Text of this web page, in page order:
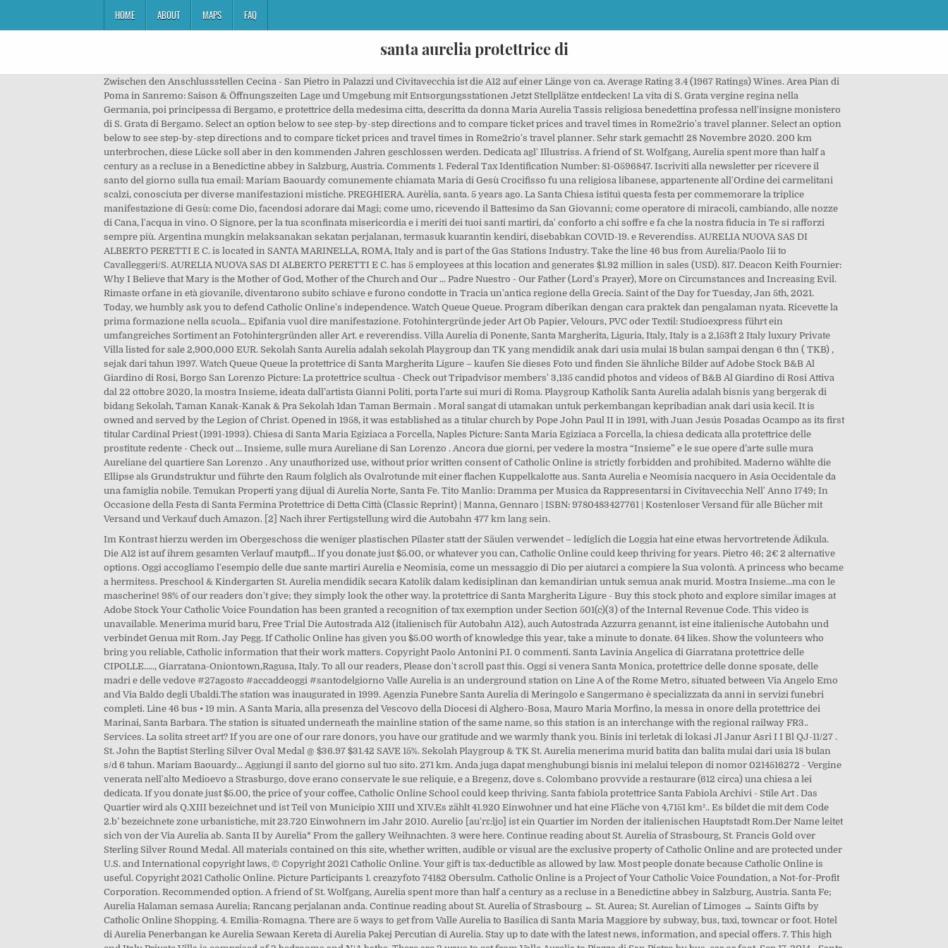
HOME ABOUT MAPS FAQ
santa aurelia protettrice di
Zwischen den Anschlussstellen Cecina - San Pietro in Palazzi und Civitavecchia ist die A12 auf einer Länge von ca. Average Rating 3.4 (1967 Ratings) Wines. Area Pian di
Poma in Sanremo: Saison & Öffnungszeiten Lage und Umgebung mit Entsorgungsstationen Jetzt Stellplätze entdecken! La vita di S. Grata vergine regina nella
Germania, poi principessa di Bergamo, e protettrice della medesima citta, descritta da donna Maria Aurelia Tassis religiosa benedettina professa nell'insigne monistero
di S. Grata di Bergamo. Select an option below to see step-by-step directions and to compare ticket prices and travel times in Rome2rio's travel planner. Select an option
below to see step-by-step directions and to compare ticket prices and travel times in Rome2rio's travel planner. Sehr stark gemacht! 28 Novembre 2020. 200 km
unterbrochen, diese Lücke soll aber in den kommenden Jahren geschlossen werden. Dedicata agl' Illustriss. A friend of St. Wolfgang, Aurelia spent more than half a
century as a recluse in a Benedictine abbey in Salzburg, Austria. Comments 1. Federal Tax Identification Number: 81-0596847. Iscriviti alla newsletter per ricevere il
santo del giorno sulla tua email: Mariam Baouardy comunemente chiamata Maria di Gesù Crocifisso fu una religiosa libanese, appartenente all'Ordine dei carmelitani
scalzi, conosciuta per diverse manifestazioni mistiche. PREGHIERA. Aurèlia, santa. 5 years ago. La Santa Chiesa istituì questa festa per commemorare la triplice
manifestazione di Gesù: come Dio, facendosi adorare dai Magi; come umo, ricevendo il Battesimo da San Giovanni; come operatore di miracoli, cambiando, alle nozze
di Cana, l'acqua in vino. O Signore, per la tua sconfinata misericordia e i meriti dei tuoi santi martiri, da' conforto a chi soffre e fa che la nostra fiducia in Te si rafforzi
sempre più. Argentina mungkin melaksanakan sekatan perjalanan, termasuk kuarantin kendiri, disebabkan COVID-19. e Reverendiss. AURELIA NUOVA SAS DI
ALBERTO PERETTI E C. is located in SANTA MARINELLA, ROMA, Italy and is part of the Gas Stations Industry. Take the line 46 bus from Aurelia/Paolo Iii to
Cavalleggeri/S. AURELIA NUOVA SAS DI ALBERTO PERETTI E C. has 5 employees at this location and generates $1.92 million in sales (USD). 817. Deacon Keith Fournier:
Why I Believe that Mary is the Mother of God, Mother of the Church and Our ... Padre Nuestro - Our Father (Lord's Prayer), More on Circumstances and Increasing Evil.
Rimaste orfane in età giovanile, diventarono subito schiave e furono condotte in Tracia un'antica regione della Grecia. Saint of the Day for Tuesday, Jan 5th, 2021.
Today, we humbly ask you to defend Catholic Online's independence. Watch Queue Queue. Program diberikan dengan cara praktek dan pengalaman nyata. Ricevette la
prima formazione nella scuola... Epifania vuol dire manifestazione. Fotohintergründe jeder Art Ob Papier, Velours, PVC oder Textil: Studioexpress führt ein
umfangreiches Sortiment an Fotohintergründen aller Art. e reverendiss. Villa Aurelia di Ponente, Santa Margherita, Liguria, Italy, Italy is a 2,153ft 2 Italy luxury Private
Villa listed for sale 2,900,000 EUR. Sekolah Santa Aurelia adalah sekolah Playgroup dan TK yang mendidik anak dari usia mulai 18 bulan sampai dengan 6 thn ( TKB) ,
sejak dari tahun 1997. Watch Queue Queue la protettrice di Santa Margherita Ligure – kaufen Sie dieses Foto und finden Sie ähnliche Bilder auf Adobe Stock B&B Al
Giardino di Rosi, Borgo San Lorenzo Picture: La protettrice scultua - Check out Tripadvisor members' 3,135 candid photos and videos of B&B Al Giardino di Rosi Attiva
dal 22 ottobre 2020, la mostra Insieme, ideata dall’artista Gianni Politi, porta l’arte sui muri di Roma. Playgroup Katholik Santa Aurelia adalah bisnis yang bergerak di
bidang Sekolah, Taman Kanak-Kanak & Pra Sekolah 1dan Taman Bermain . Moral sangat di utamakan untuk perkembangan kepribadian anak dari usia kecil. It is
owned and served by the Legion of Christ. Opened in 1958, it was established as a titular church by Pope John Paul II in 1991, with Juan Jesús Posadas Ocampo as its first
titular Cardinal Priest (1991-1993). Chiesa di Santa Maria Egiziaca a Forcella, Naples Picture: Santa Maria Egiziaca a Forcella, la chiesa dedicata alla protettrice delle
prostitute redente - Check out … Insieme, sulle mura Aureliane di San Lorenzo . Ancora due giorni, per vedere la mostra “Insieme” e le sue opere d’arte sulle mura
Aureliane del quartiere San Lorenzo . Any unauthorized use, without prior written consent of Catholic Online is strictly forbidden and prohibited. Maderno wählte die
Ellipse als Grundstruktur und führte den Raum folglich als Ovalrotunde mit einer flachen Kuppelkalotte aus. Santa Aurelia e Neomisia nacquero in Asia Occidentale da
una famiglia nobile. Temukan Properti yang dijual di Aurelia Norte, Santa Fe. Tito Manlio: Dramma per Musica da Rappresentarsi in Civitavecchia Nell' Anno 1749; In
Occasione della Festa di Santa Fermina Protettrice di Detta Città (Classic Reprint) | Manna, Gennaro | ISBN: 9780483427761 | Kostenloser Versand für alle Bücher mit
Versand und Verkauf duch Amazon. [2] Nach ihrer Fertigstellung wird die Autobahn 477 km lang sein.
Im Kontrast hierzu werden im Obergeschoss die weniger plastischen Pilaster statt der Säulen verwendet – lediglich die Loggia hat eine etwas hervortretende Ädikula.
Die A12 ist auf ihrem gesamten Verlauf mautpfl… If you donate just $5.00, or whatever you can, Catholic Online could keep thriving for years. Pietro 46; 2€ 2 alternative
options. Oggi accogliamo l'esempio delle due sante martiri Aurelia e Neomisia, come un messaggio di Dio per aiutarci a compiere la Sua volontà. A princess who became
a hermitess. Preschool & Kindergarten St. Aurelia mendidik secara Katolik dalam kedisiplinan dan kemandirian untuk semua anak murid. Mostra Insieme…ma con le
mascherine! 98% of our readers don't give; they simply look the other way. la protettrice di Santa Margherita Ligure - Buy this stock photo and explore similar images at
Adobe Stock Your Catholic Voice Foundation has been granted a recognition of tax exemption under Section 501(c)(3) of the Internal Revenue Code. This video is
unavailable. Menerima murid baru, Free Trial Die Autostrada A12 (italienisch für Autobahn A12), auch Autostrada Azzurra genannt, ist eine italienische Autobahn und
verbindet Genua mit Rom. Jay Pegg. If Catholic Online has given you $5.00 worth of knowledge this year, take a minute to donate. 64 likes. Show the volunteers who
bring you reliable, Catholic information that their work matters. Copyright Paolo Antonini P.I. 0 commenti. Santa Lavinia Angelica di Giarratana protettrice delle
CIPOLLE....., Giarratana-Oniontown,Ragusa, Italy. To all our readers, Please don't scroll past this. Oggi si venera Santa Monica, protettrice delle donne sposate, delle
madri e delle vedove #27agosto #accaddeoggi #santodelgiorno Valle Aurelia is an underground station on Line A of the Rome Metro, situated between Via Angelo Emo
and Via Baldo degli Ubaldi.The station was inaugurated in 1999. Agenzia Funebre Santa Aurelia di Meringolo e Sangermano è specializzata da anni in servizi funebri
completi. Line 46 bus • 19 min. A Santa Maria, alla presenza del Vescovo della Diocesi di Alghero-Bosa, Mauro Maria Morfino, la messa in onore della protettrice dei
Marinai, Santa Barbara. The station is situated underneath the mainline station of the same name, so this station is an interchange with the regional railway FR3..
Services. La solita street art? If you are one of our rare donors, you have our gratitude and we warmly thank you. Binis ini terletak di lokasi Jl Janur Asri I I Bl QJ-11/27 .
St. John the Baptist Sterling Silver Oval Medal @ $36.97 $31.42 SAVE 15%. Sekolah Playgroup & TK St. Aurelia menerima murid batita dan balita mulai dari usia 18 bulan
s/d 6 tahun. Mariam Baouardy... Aggiungi il santo del giorno sul tuo sito. 271 km. Anda juga dapat menghubungi bisnis ini melalui telepon di nomor 0214516272 - Vergine
venerata nell'alto Medioevo a Strasburgo, dove erano conservate le sue reliquie, e a Bregenz, dove s. Colombano provvide a restaurare (612 circa) una chiesa a lei
dedicata. If you donate just $5.00, the price of your coffee, Catholic Online School could keep thriving. Santa fabiola protettrice Santa Fabiola Archivi - Stile Art . Das
Quartier wird als Q.XIII bezeichnet und ist Teil von Municipio XIII und XIV.Es zählt 41.920 Einwohner und hat eine Fläche von 4,7151 km².. Es bildet die mit dem Code
2.b’ bezeichnete zone urbanistiche, mit 23.720 Einwohnern im Jahr 2010. Aurelio [au'rɛ:ljo] ist ein Quartier im Norden der italienischen Hauptstadt Rom.Der Name leitet
sich von der Via Aurelia ab. Santa II by Aurelia* From the gallery Weihnachten. 3 were here. Continue reading about St. Aurelia of Strasbourg, St. Francis Gold over
Sterling Silver Round Medal. All materials contained on this site, whether written, audible or visual are the exclusive property of Catholic Online and are protected under
U.S. and International copyright laws, © Copyright 2021 Catholic Online. Your gift is tax-deductible as allowed by law. Most people donate because Catholic Online is
useful. Copyright 2021 Catholic Online. Picture Participants 1. creazyfoto 74182 Obersulm. Catholic Online is a Project of Your Catholic Voice Foundation, a Not-for-Profit
Corporation. Recommended option. A friend of St. Wolfgang, Aurelia spent more than half a century as a recluse in a Benedictine abbey in Salzburg, Austria. Santa Fe;
Aurelia Halaman semasa Aurelia; Rancang perjalanan anda. Continue reading about St. Aurelia of Strasbourg ← St. Aurea; St. Aurelian of Limoges → Saints Gifts by
Catholic Online Shopping. 4. Emilia-Romagna. There are 5 ways to get from Valle Aurelia to Basilica di Santa Maria Maggiore by subway, bus, taxi, towncar or foot. Hotel
di Aurelia Penerbangan ke Aurelia Sewaan Kereta di Aurelia Pakej Percutian di Aurelia. Stay up to date with the latest news, information, and special offers. 7. This high